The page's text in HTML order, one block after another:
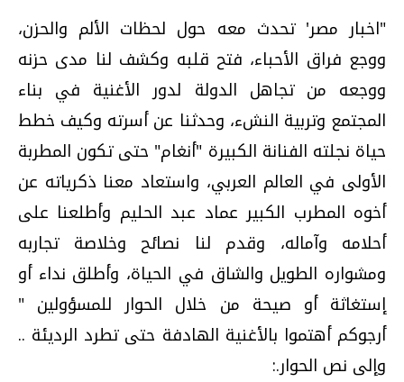
"اخبار مصر' تحدث معه حول لحظات الألم والحزن،
ووجع فراق الأحباء، فتح قلبه وكشف لنا مدى حزنه
ووجعه من تجاهل الدولة لدور الأغنية في بناء
المجتمع وتربية النشء، وحدثنا عن أسرته وكيف خطط
حياة نجلته الفنانة الكبيرة "أنغام" حتى تكون المطربة
الأولى في العالم العربي، واستعاد معنا ذكرياته عن
أخوه المطرب الكبير عماد عبد الحليم وأطلعنا على
أحلامه وآماله، وقدم لنا نصائح وخلاصة تجاربه
ومشواره الطويل والشاق في الحياة، وأطلق نداء أو
إستغاثة أو صيحة من خلال الحوار للمسؤولين "
أرجوكم أهتموا بالأغنية الهادفة حتى تطرد الرديئة ..
وإلى نص الحوار.: